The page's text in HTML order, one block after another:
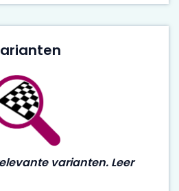
varianten. Leer